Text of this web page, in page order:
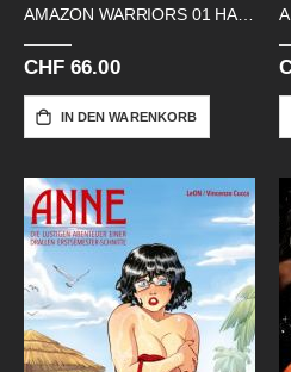
CHF 66.00
IN DEN WARENKORB